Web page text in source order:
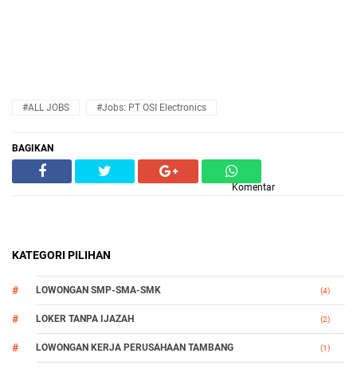
#ALL JOBS #Jobs: PT OSI Electronics
BAGIKAN
Komentar
KATEGORI PILIHAN
LOWONGAN SMP-SMA-SMK (4)
LOKER TANPA IJAZAH (2)
LOWONGAN KERJA PERUSAHAAN TAMBANG (1)